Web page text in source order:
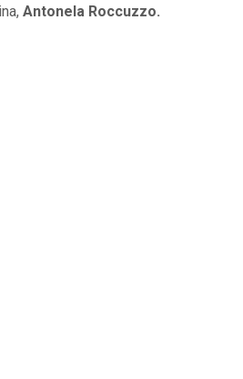
Antonela Roccuzzo.